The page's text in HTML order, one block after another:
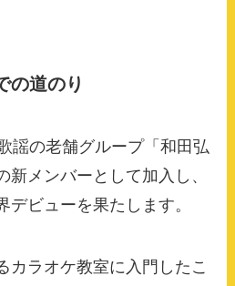
の道のり
謡の老舗グループ「和田弘
新メンバーとして加入し、
デビューを果たします。
カラオケ教室に入門したこ